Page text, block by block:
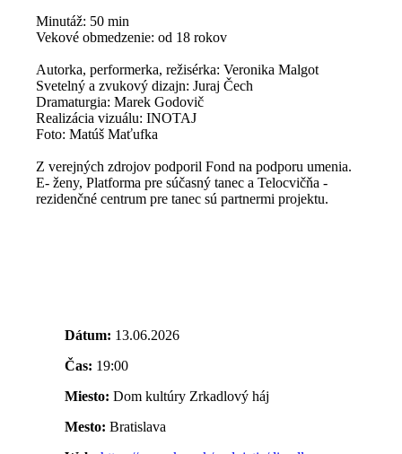
Minutáž: 50 min
Vekové obmedzenie: od 18 rokov
Autorka, performerka, režisérka: Veronika Malgot
Svetelný a zvukový dizajn: Juraj Čech
Dramaturgia: Marek Godovič
Realizácia vizuálu: INOTAJ
Foto: Matúš Maťufka
Z verejných zdrojov podporil Fond na podporu umenia.
E- ženy, Platforma pre súčasný tanec a Telocvičňa -
rezidenčné centrum pre tanec sú partnermi projektu.
Dátum: 13.06.2026
Čas: 19:00
Miesto: Dom kultúry Zrkadlový háj
Mesto: Bratislava